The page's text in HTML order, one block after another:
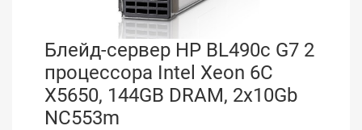
Блейд-сервер HP BL490c G7 2
процессора Intel Xeon 6С
X5650, 144GB DRAM, 2x10Gb
NC553m